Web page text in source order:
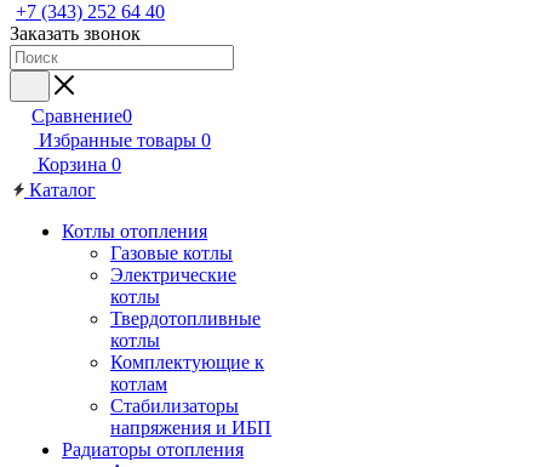
+7 (343) 252 64 40
Заказать звонок
Сравнение0
Избранные товары 0
Корзина 0
Каталог
Котлы отопления
Газовые котлы
Электрические
котлы
Твердотопливные
котлы
Комплектующие к
котлам
Стабилизаторы
напряжения и ИБП
Радиаторы отопления